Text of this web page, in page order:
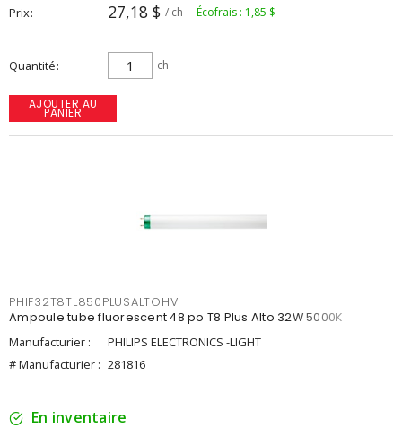
Prix 27,18 $ / ch Écofrais : 1,85 $
Quantité ch
AJOUTER AU
PANIER
PHIF32T8TL850PLUSALTOHV
Ampoule tube fluorescent 48 po T8 Plus Alto 32W 5000K
Manufacturier :
PHILIPS ELECTRONICS -LIGHT
# Manufacturier : 281816
En inventaire